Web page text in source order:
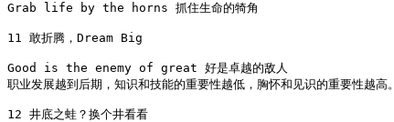
Grab life by the horns 抓住生命的犄角
11 敢折腾，Dream Big
Good is the enemy of great 好是卓越的敌人
职业发展越到后期，知识和技能的重要性越低，胸怀和见识的重要性越高。
12 井底之蛙？换个井看看